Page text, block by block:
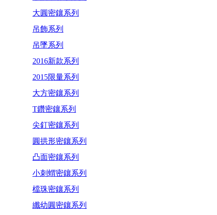
大圓密鑲系列
吊飾系列
吊墜系列
2016新款系列
2015限量系列
大方密鑲系列
T鑽密鑲系列
尖釘密鑲系列
圓拱形密鑲系列
凸面密鑲系列
小刺蝟密鑲系列
檔珠密鑲系列
纖幼圓密鑲系列